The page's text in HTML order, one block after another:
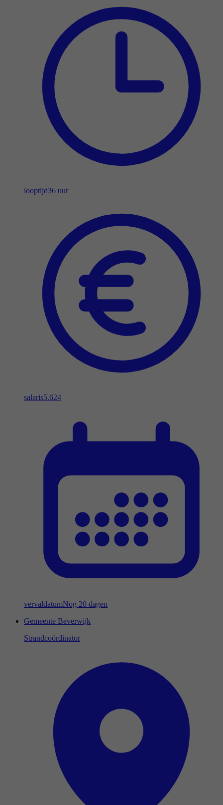
looptijd36 uur
salaris5.624
vervaldatumNog 20 dagen
Gemeente Beverwijk
Strandcoördinator